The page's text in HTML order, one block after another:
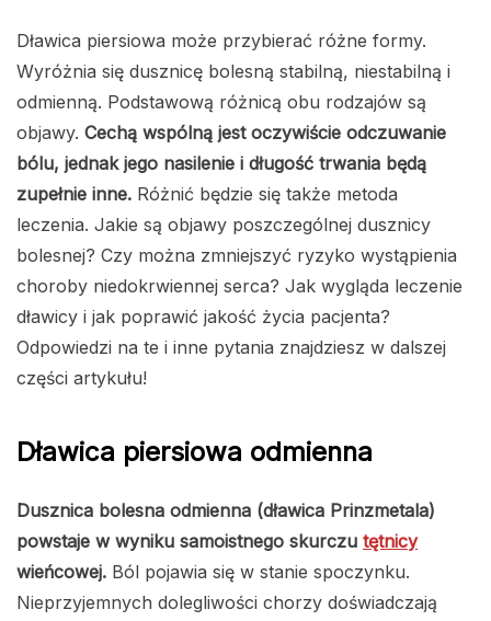
Dławica piersiowa może przybierać różne formy.
Wyróżnia się dusznicę bolesną stabilną, niestabilną i
odmienną. Podstawową różnicą obu rodzajów są
objawy. Cechą wspólną jest oczywiście odczuwanie
bólu, jednak jego nasilenie i długość trwania będą
zupełnie inne. Różnić będzie się także metoda
leczenia. Jakie są objawy poszczególnej dusznicy
bolesnej? Czy można zmniejszyć ryzyko wystąpienia
choroby niedokrwiennej serca? Jak wygląda leczenie
dławicy i jak poprawić jakość życia pacjenta?
Odpowiedzi na te i inne pytania znajdziesz w dalszej
części artykułu!
Dławica piersiowa odmienna
Dusznica bolesna odmienna (dławica Prinzmetala)
powstaje w wyniku samoistnego skurczu tętnicy
wieńcowej. Ból pojawia się w stanie spoczynku.
Nieprzyjemnych dolegliwości chorzy doświadczają